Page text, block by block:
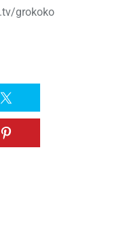
grokoko